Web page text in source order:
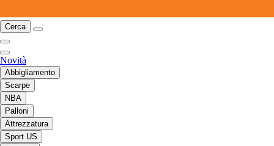
Cerca
Novità
Abbigliamento
Scarpe
NBA
Palloni
Attrezzatura
Sport US